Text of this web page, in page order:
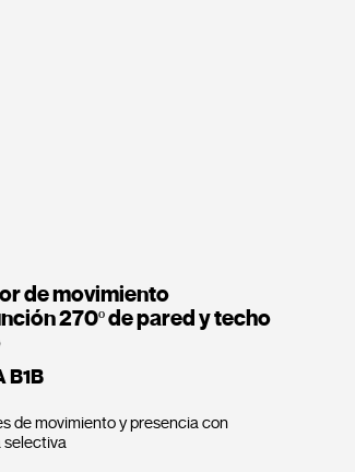
de movimiento
270º de pared y techo
B1B
de movimiento y presencia con
selectiva